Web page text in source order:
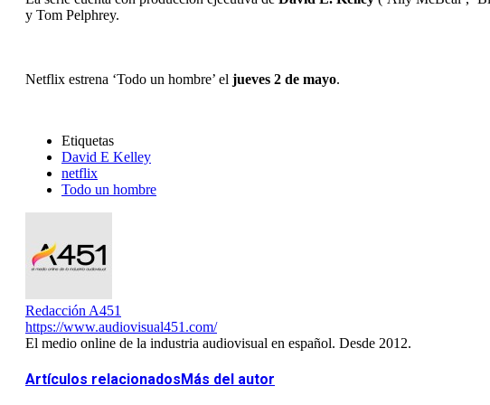
y Tom Pelphrey.
Netflix estrena ‘Todo un hombre’ el jueves 2 de mayo.
Etiquetas
David E Kelley
netflix
Todo un hombre
Redacción A451
https://www.audiovisual451.com/
El medio online de la industria audiovisual en español. Desde 2012.
Artículos relacionadosMás del autor